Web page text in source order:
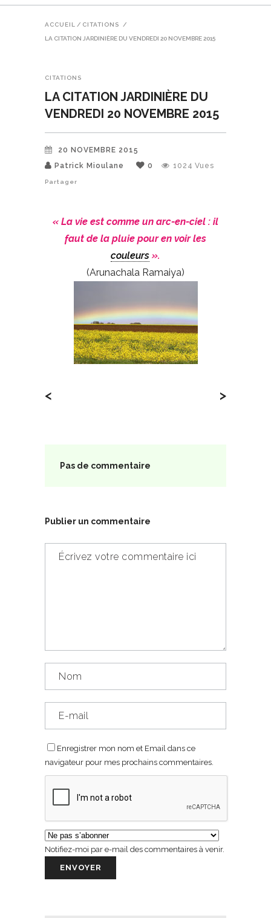
ACCUEIL / CITATIONS /
LA CITATION JARDINIÈRE DU VENDREDI 20 NOVEMBRE 2015
CITATIONS
LA CITATION JARDINIÈRE DU
VENDREDI 20 NOVEMBRE 2015
20 NOVEMBRE 2015
Patrick Mioulane
0 1024 Vues
Partager
« La vie est comme un arc-en-ciel : il
faut de la pluie pour en voir les
couleurs ».
(Arunachala Ramaiya)
< >
Pas de commentaire
Publier un commentaire
Enregistrer mon nom et Email dans ce
navigateur pour mes prochains commentaires.
Notifiez-moi par e-mail des commentaires à venir.